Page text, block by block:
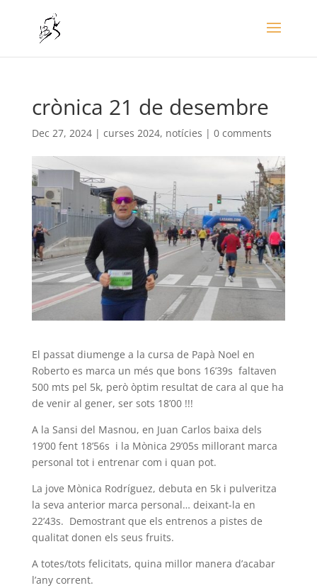
crònica 21 de desembre
Dec 27, 2024| curses 2024, notícies | 0 comments
El passat diumenge a la cursa de Papà Noel en
Roberto es marca un més que bons 16’39s faltaven
500 mts pel 5k, però òptim resultat de cara al que ha
de venir al gener, ser sots 18’00 !!!
A la Sansi del Masnou, en Juan Carlos baixa dels
19’00 fent 18’56s i la Mònica 29’05s millorant marca
personal tot i entrenar com i quan pot.
La jove Mònica Rodríguez, debuta en 5k i pulveritza
la seva anterior marca personal… deixant-la en
22’43s. Demostrant que els entrenos a pistes de
qualitat donen els seus fruits.
A totes/tots felicitats, quina millor manera d’acabar
l’any corrent.